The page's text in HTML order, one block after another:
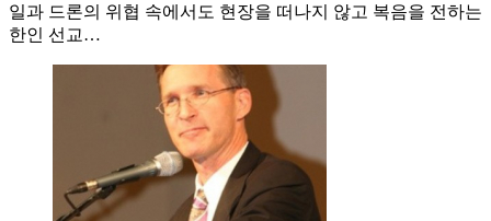
일과 드론의 위협 속에서도 현장을 떠나지 않고 복음을 전하는
한인 선교…